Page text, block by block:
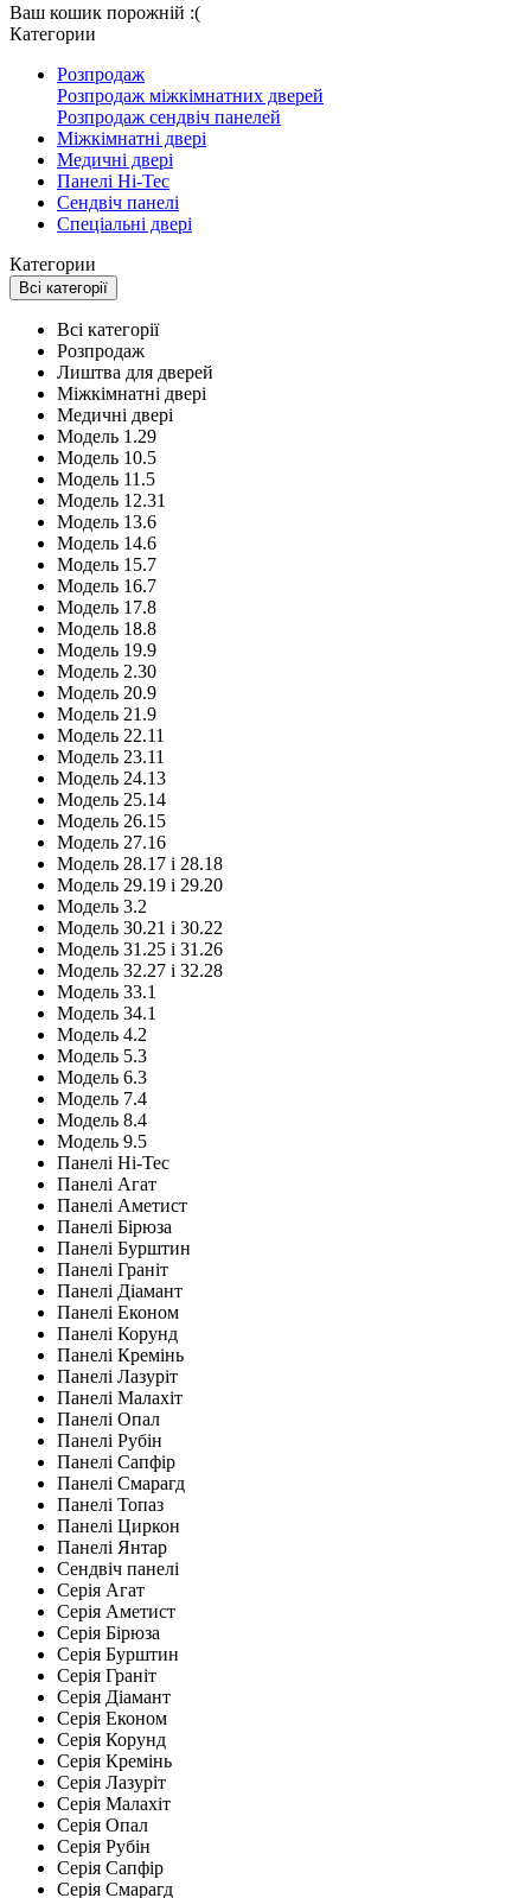
Ваш кошик порожній :(
Категории
Розпродаж
Розпродаж міжкімнатних дверей
Розпродаж сендвіч панелей
Міжкімнатні двері
Медичні двері
Панелі Hi-Tec
Сендвіч панелі
Спеціальні двері
Категории
Всі категорії
Всі категорії
Розпродаж
Лиштва для дверей
Міжкімнатні двері
Медичні двері
Модель 1.29
Модель 10.5
Модель 11.5
Модель 12.31
Модель 13.6
Модель 14.6
Модель 15.7
Модель 16.7
Модель 17.8
Модель 18.8
Модель 19.9
Модель 2.30
Модель 20.9
Модель 21.9
Модель 22.11
Модель 23.11
Модель 24.13
Модель 25.14
Модель 26.15
Модель 27.16
Модель 28.17 і 28.18
Модель 29.19 і 29.20
Модель 3.2
Модель 30.21 і 30.22
Модель 31.25 і 31.26
Модель 32.27 і 32.28
Модель 33.1
Модель 34.1
Модель 4.2
Модель 5.3
Модель 6.3
Модель 7.4
Модель 8.4
Модель 9.5
Панелі Hi-Tec
Панелі Агат
Панелі Аметист
Панелі Бірюза
Панелі Бурштин
Панелі Граніт
Панелі Діамант
Панелі Економ
Панелі Корунд
Панелі Кремінь
Панелі Лазуріт
Панелі Малахіт
Панелі Опал
Панелі Рубін
Панелі Сапфір
Панелі Смарагд
Панелі Топаз
Панелі Циркон
Панелі Янтар
Сендвіч панелі
Серія Агат
Серія Аметист
Серія Бірюза
Серія Бурштин
Серія Граніт
Серія Діамант
Серія Економ
Серія Корунд
Серія Кремінь
Серія Лазуріт
Серія Малахіт
Серія Опал
Серія Рубін
Серія Сапфір
Серія Смарагд